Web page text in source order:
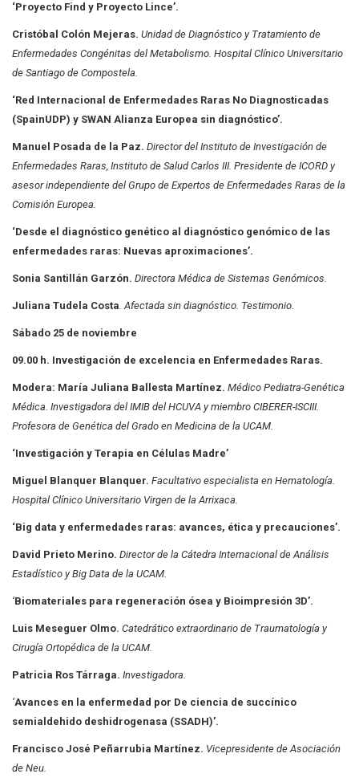
‘Proyecto Find y Proyecto Lince’.
Cristóbal Colón Mejeras. Unidad de Diagnóstico y Tratamiento de
Enfermedades Congénitas del Metabolismo. Hospital Clínico Universitario
de Santiago de Compostela.
‘Red Internacional de Enfermedades Raras No Diagnosticadas
(SpainUDP) y SWAN Alianza Europea sin diagnóstico’.
Manuel Posada de la Paz. Director del Instituto de Investigación de
Enfermedades Raras, Instituto de Salud Carlos III. Presidente de ICORD y
asesor independiente del Grupo de Expertos de Enfermedades Raras de la
Comisión Europea.
‘Desde el diagnóstico genético al diagnóstico genómico de las
enfermedades raras: Nuevas aproximaciones’.
Sonia Santillán Garzón. Directora Médica de Sistemas Genómicos.
Juliana Tudela Costa. Afectada sin diagnóstico. Testimonio.
Sábado 25 de noviembre
09.00 h. Investigación de excelencia en Enfermedades Raras.
Modera: María Juliana Ballesta Martínez. Médico Pediatra-Genética
Médica. Investigadora del IMIB del HCUVA y miembro CIBERER-ISCIII.
Profesora de Genética del Grado en Medicina de la UCAM.
‘Investigación y Terapia en Células Madre’
Miguel Blanquer Blanquer. Facultativo especialista en Hematología.
Hospital Clínico Universitario Virgen de la Arrixaca.
‘Big data y enfermedades raras: avances, ética y precauciones’.
David Prieto Merino. Director de la Cátedra Internacional de Análisis
Estadístico y Big Data de la UCAM.
‘Biomateriales para regeneración ósea y Bioimpresión 3D’.
Luis Meseguer Olmo. Catedrático extraordinario de Traumatología y
Cirugía Ortopédica de la UCAM.
Patricia Ros Tárraga. Investigadora.
‘Avances en la enfermedad por De ciencia de succínico
semialdehido deshidrogenasa (SSADH)’.
Francisco José Peñarrubia Martínez. Vicepresidente de Asociación
de Neu.